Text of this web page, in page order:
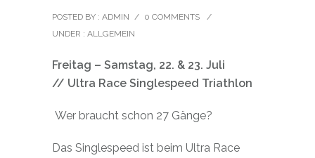
POSTED BY : ADMIN / 0 COMMENTS
/
UNDER : ALLGEMEIN
Freitag – Samstag, 22. & 23. Juli
// Ultra Race Singlespeed Triathlon
Wer braucht schon 27 Gänge?
Das Singlespeed ist beim Ultra Race